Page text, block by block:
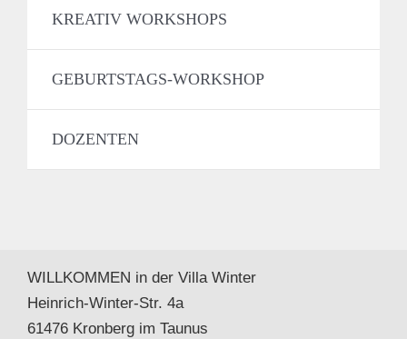
KREATIV WORKSHOPS
GEBURTSTAGS-WORKSHOP
DOZENTEN
WILLKOMMEN in der Villa Winter
Heinrich-Winter-Str. 4a
61476 Kronberg im Taunus